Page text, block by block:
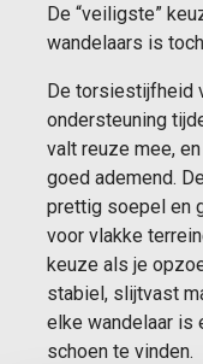
De “veiligste”
wandelaars is
De torsiestijfheid
ondersteuning
valt reuze mee,
goed ademend.
prettig soepel en
voor vlakke
keuze als je
stabiel, slijtvast
elke wandelaar is
schoen te vinden.